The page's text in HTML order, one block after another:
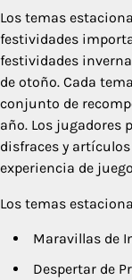
Los temas
festividades
festividades
de otoño. Cada
conjunto de
año. Los jugadores
disfraces y
experiencia de
Los temas
Maravillas de
Despertar de